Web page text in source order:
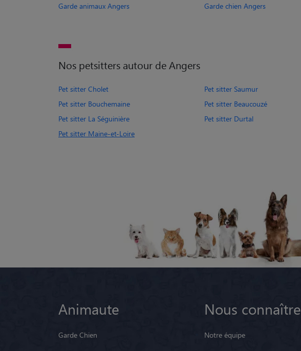
Garde animaux Angers Garde chien Angers
Nos petsitters autour de Angers
Pet sitter Cholet Pet sitter Saumur
Pet sitter Bouchemaine
Pet sitter Beaucouzé
Pet sitter La Séguinière
Pet sitter Durtal
Pet sitter Maine-et-Loire
Animaute
Garde Chien
Nous connaître
Notre équipe